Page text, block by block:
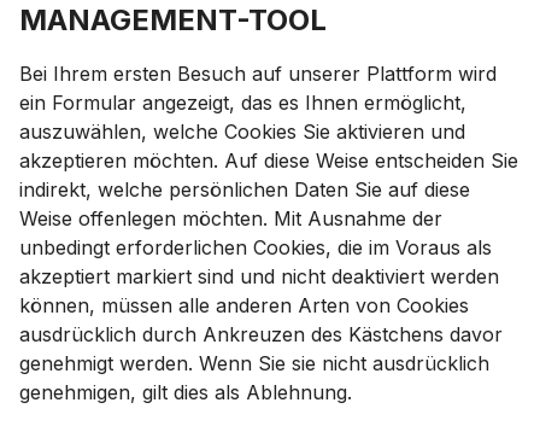
MANAGEMENT-TOOL
Bei Ihrem ersten Besuch auf unserer Plattform wird
ein Formular angezeigt, das es Ihnen ermöglicht,
auszuwählen, welche Cookies Sie aktivieren und
akzeptieren möchten. Auf diese Weise entscheiden Sie
indirekt, welche persönlichen Daten Sie auf diese
Weise offenlegen möchten. Mit Ausnahme der
unbedingt erforderlichen Cookies, die im Voraus als
akzeptiert markiert sind und nicht deaktiviert werden
können, müssen alle anderen Arten von Cookies
ausdrücklich durch Ankreuzen des Kästchens davor
genehmigt werden. Wenn Sie sie nicht ausdrücklich
genehmigen, gilt dies als Ablehnung.